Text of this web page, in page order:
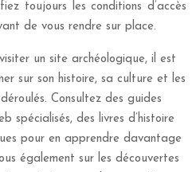
toujours les conditions d’accès
de vous rendre sur place.
un site archéologique, il est
sur son histoire, sa culture et les
Consultez des guides
spécialisés, des livres d’histoire
pour en apprendre davantage
également sur les découvertes